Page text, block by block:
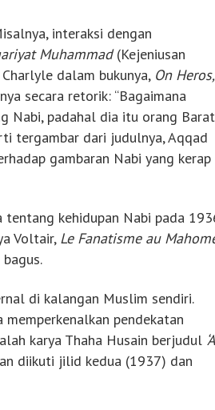
interaksi dengan
Muhammad(Kejeniusan
dalam bukunya, On Heros,
secara retorik: “Bagaimana
Nabi, padahal dia itu orang Barat
tergambar dari judulnya, Aqqad
gambaran Nabi yang kerap
tentang kehidupan Nabi pada
Voltair, Le Fanatisme au
di kalangan Muslim sendiri.
pendekatan
karya Thaha Husain berjudul
diikuti jilid kedua (1937) dan